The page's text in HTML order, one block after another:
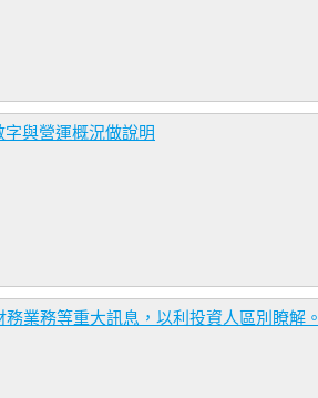
與營運概況做說明
業務等重大訊息，以利投資人區別瞭解。